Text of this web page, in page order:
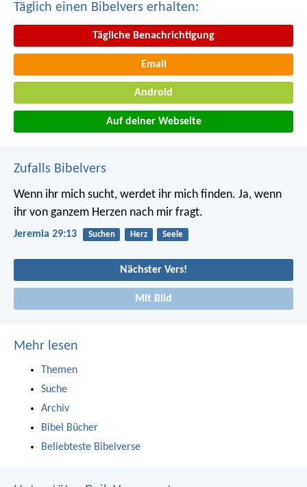
Täglich einen Bibelvers erhalten:
Tägliche Benachrichtigung
Email
Android
Auf deiner Webseite
Zufalls Bibelvers
Wenn ihr mich sucht, werdet ihr mich finden. Ja, wenn
ihr von ganzem Herzen nach mir fragt.
Jeremia 29:13 Suchen Herz Seele
Nächster Vers!
Mit Bild
Mehr lesen
Themen
Suche
Archiv
Bibel Bücher
Beliebteste Bibelverse